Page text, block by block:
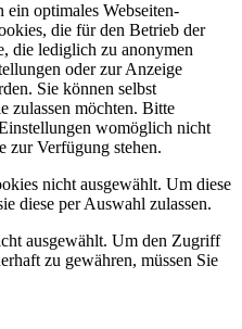
optimales Webseiten-
die für den Betrieb der
die lediglich zu anonymen
oder zur Anzeige
Sie können selbst
zulassen möchten. Bitte
womöglich nicht
zur Verfügung stehen.
nicht ausgewählt. Um diese
diese per Auswahl zulassen.
ausgewählt. Um den Zugriff
zu gewähren, müssen Sie